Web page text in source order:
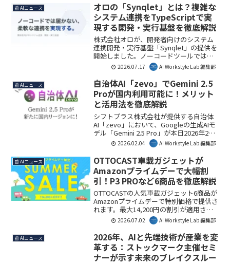
📰 AIニュース
オロの「Synqlet」とは？複雑な
システム連携をTypeScriptで実
現する開発・実行基盤を徹底解説
株式会社オロが、開発者向けのシステム
連携開発・実行基盤「Synqlet」の提供を
開始しました。ノーコードツールでは対
応しきれない複雑なシステム連携を
TypeScriptによるハイコード開発で実現
し、生成AIにもネイティブ対応。企業の
DX推進を加速させる新たな選択肢として
注目されています。
2026.07.17 AI Workstyle Lab 編集部
📰 AIニュース
自治体AI「zevo」でGemini 2.5
Proが国内利用可能に！メリット
と活用法を徹底解説
シフトプラス株式会社が提供する自治体
AI「zevo」において、Googleの生成AIモ
デル「Gemini 2.5 Pro」が本日2026年2月
3日より日本リージョンでの提供を開始し
ました。これにより、地方自治体は
LGWAN環境でよりセキュアなAI活用が可
能となり、業務効率化やDX推進を加速さ
せる新たな選択肢を得られます。本記事
では、この重要なアップデートの内容
と、自治体における活用メリットを詳し
く解説します。
2026.02.04 AI Workstyle Lab 編集部
📰 AIニュース
OTTOCAST車載ガジェットが
Amazonプライムデーで大幅割
引！P3 PROなど6商品を徹底解説
OTTOCASTの人気車載ガジェット6商品が
Amazonプライムデーで特別価格で提供さ
れます。最大14,200円の割引が適用さ
れ、夏の旅行や帰省など長距離ドライブ
を快適にするための製品ラインナップに
ついて解説します。
2026.07.02 AI Workstyle Lab 編集部
📰 AIニュース
2026年、AIと先端技術が産業を変
革する：ストックマーク主催セミ
ナーが示す未来のブレイクスルー